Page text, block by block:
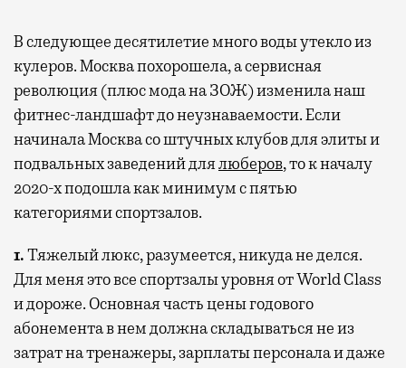
В следующее десятилетие много воды утекло из
кулеров. Москва похорошела, а сервисная
революция (плюс мода на ЗОЖ) изменила наш
фитнес-ландшафт до неузнаваемости. Если
начинала Москва со штучных клубов для элиты и
подвальных заведений длялюберов, то к началу
2020-х подошла как минимум с пятью
категориями спортзалов.
1.Тяжелый люкс, разумеется, никуда не делся.
Для меня это все спортзалы уровня от World Class
и дороже. Основная часть цены годового
абонемента в нем должна складываться не из
затрат на тренажеры, зарплаты персонала и даже